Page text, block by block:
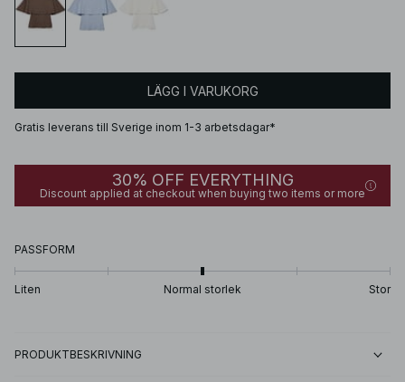
LÄGG I VARUKORG
Gratis leverans till Sverige inom 1-3 arbetsdagar*
30% OFF EVERYTHING
Discount applied at checkout when buying two items or more
PASSFORM
Liten Normal storlek Stor
PRODUKTBESKRIVNING